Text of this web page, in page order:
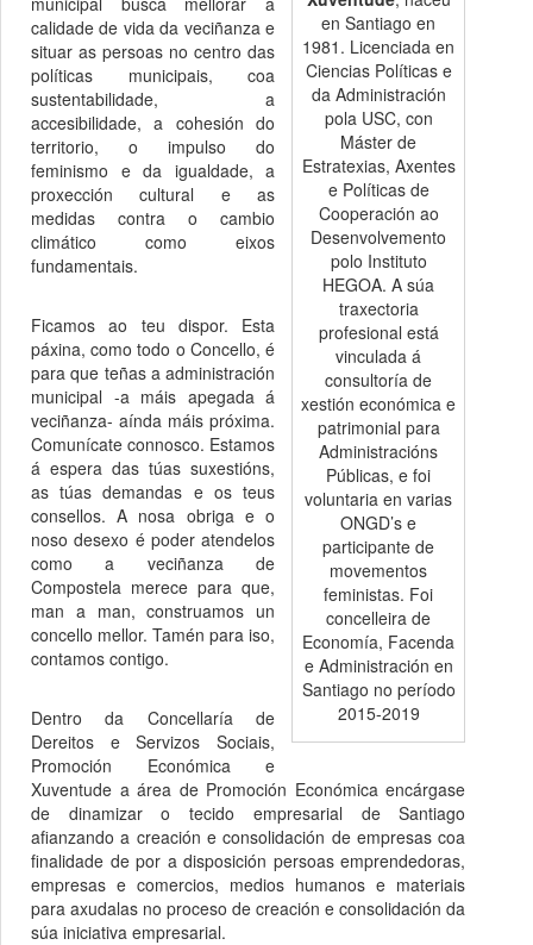
en Santiago en
1981. Licenciada en
Ciencias Políticas e
da Administración
pola USC, con
Máster de
Estratexias, Axentes
e Políticas de
Cooperación ao
Desenvolvemento
polo Instituto
HEGOA. A súa
traxectoria
profesional está
vinculada á
consultoría de
xestión económica e
patrimonial para
Administracións
Públicas, e foi
voluntaria en varias
ONGD’s e
participante de
movementos
feministas. Foi
concelleira de
Economía, Facenda
e Administración en
Santiago no período
2015-2019
calidade de vida da veciñanza e
situar as persoas no centro das
políticas municipais, coa
sustentabilidade, a
accesibilidade, a cohesión do
territorio, o impulso do
feminismo e da igualdade, a
proxección cultural e as
medidas contra o cambio
climático como eixos
fundamentais.
Ficamos ao teu dispor. Esta
páxina, como todo o Concello, é
para que teñas a administración
municipal -a máis apegada á
veciñanza- aínda máis próxima.
Comunícate connosco. Estamos
á espera das túas suxestións,
as túas demandas e os teus
consellos. A nosa obriga e o
noso desexo é poder atendelos
como a veciñanza de
Compostela merece para que,
man a man, construamos un
concello mellor. Tamén para iso,
contamos contigo.
Dentro da Concellaría de
Dereitos e Servizos Sociais,
Promoción Económica e
Xuventude a área de Promoción Económica encárgase
de dinamizar o tecido empresarial de Santiago
afianzando a creación e consolidación de empresas coa
finalidade de por a disposición persoas emprendedoras,
empresas e comercios, medios humanos e materiais
para axudalas no proceso de creación e consolidación da
súa iniciativa empresarial.